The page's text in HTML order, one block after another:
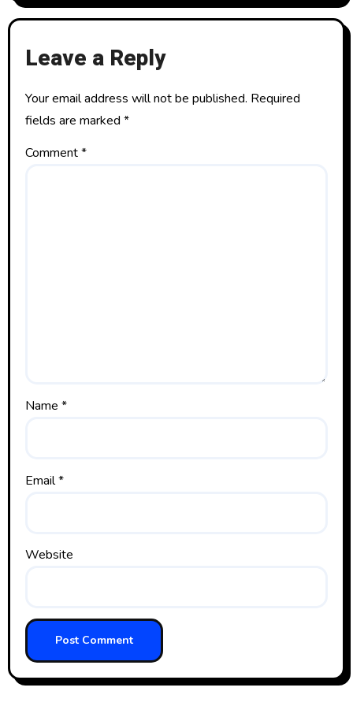
Leave a Reply
Your email address will not be published. Required
fields are marked *
Comment*
Name *
Email*
Website